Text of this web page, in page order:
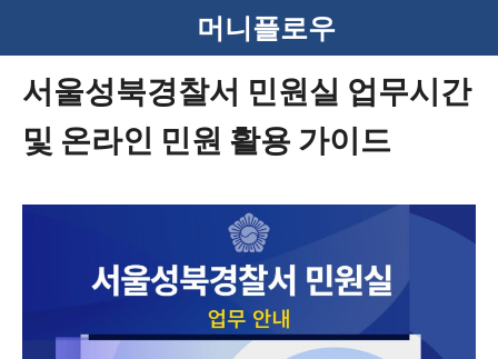
텐
머니플로우
서울성북경찰서 민원실 업무시간
및 온라인 민원 활용 가이드